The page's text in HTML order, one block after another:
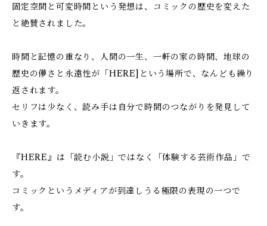
固定空間と可変時間という発想は、コミックの歴史を変えた
と絶賛されました。
時間と記憶の重なり、人間の一生、一軒の家の時間、地球の
歴史の儚さと永遠性が「HERE]という場所で、なんども繰り
返されます。
セリフは少なく、読み手は自分で時間のつながりを発見して
いきます。
『HERE』は「読む小説」ではなく「体験する芸術作品」で
す。
コミックというメディアが到達しうる極限の表現の一つで
す。